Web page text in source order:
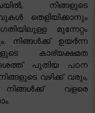
നിങ്ങളുടെ
തെളിയിക്കാനും
മുന്നേറ്റം
നിങ്ങൾക്ക് ഉയർന്ന
കാര്യക്ഷമത
പുതിയ പഠന
വഴിക്ക് വരും,
വളരെ